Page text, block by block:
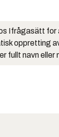
Ifrågasätt for
oppretting
fullt navn eller